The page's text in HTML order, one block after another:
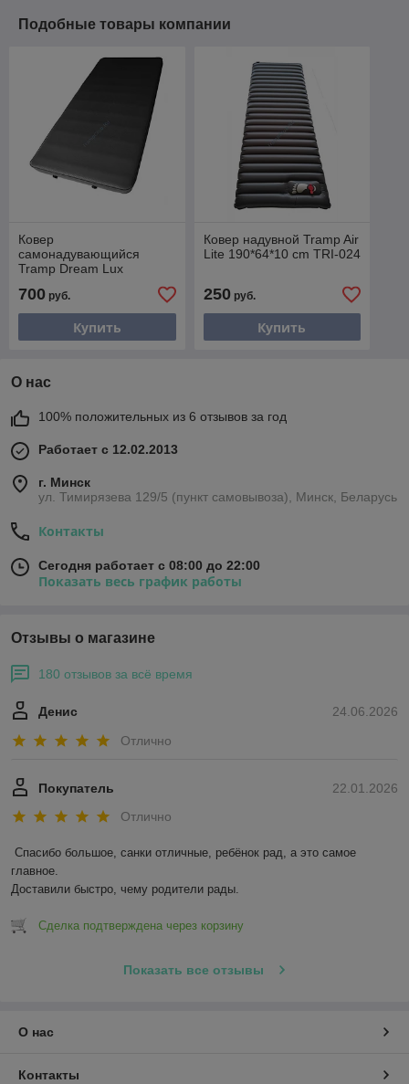
Подобные товары компании
Ковер
самонадувающийся
Tramp Dream Lux
700 руб.
Купить
Ковер надувной Tramp Air
Lite 190*64*10 сm TRI-024
250руб.
Купить
О нас
100% положительных из 6 отзывов за год
Работает с 12.02.2013
г. Минск
ул. Тимирязева 129/5 (пункт самовывоза), Минск, Беларусь
Контакты
Сегодня работает с 08:00 до 22:00
Показать весь график работы
Отзывы о магазине
180 отзывов за всё время
24.06.2026
Денис
Отлично
22.01.2026
Покупатель
Отлично
Спасибо большое, санки отличные, ребёнок рад, а это самое
главное.
Доставили быстро, чему родители рады.
Сделка подтверждена через корзину
Показать все отзывы
О нас
Контакты